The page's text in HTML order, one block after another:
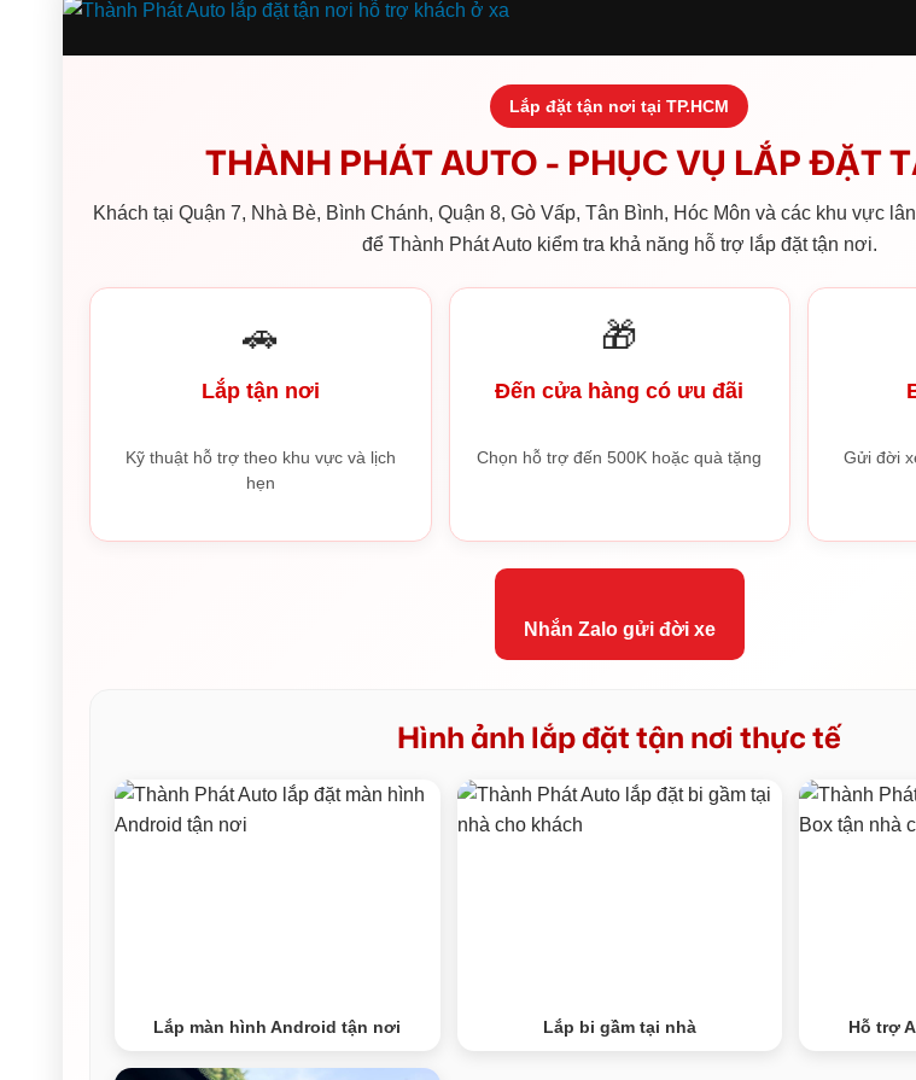
Lắp đặt tận nơi tại TP.HCM
THÀNH PHÁT AUTO - PHỤC VỤ LẮP ĐẶT
Khách tại Quận 7, Nhà Bè, Bình Chánh, Quận 8, Gò Vấp, Tân Bình, Hóc Môn và các khu vực
để Thành Phát Auto kiểm tra khả năng hỗ trợ lắp đặt tận nơi.
🚗
Lắp tận nơi
Kỹ thuật hỗ trợ theo khu vực và lịch
hẹn
🎁
Đến cửa hàng có ưu đãi
Chọn hỗ trợ đến 500K hoặc quà tặng Gửi đời
Nhắn Zalo gửi đời xe
Hình ảnh lắp đặt tận nơi thực tế
Lắp màn hình Android tận nơi Lắp bi gầm tại nhà Hỗ trợ